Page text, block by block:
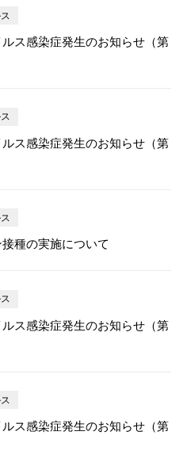
ス感染症発生のお知らせ（第
ス感染症発生のお知らせ（第
種の実施について
ス感染症発生のお知らせ（第
ス感染症発生のお知らせ（第